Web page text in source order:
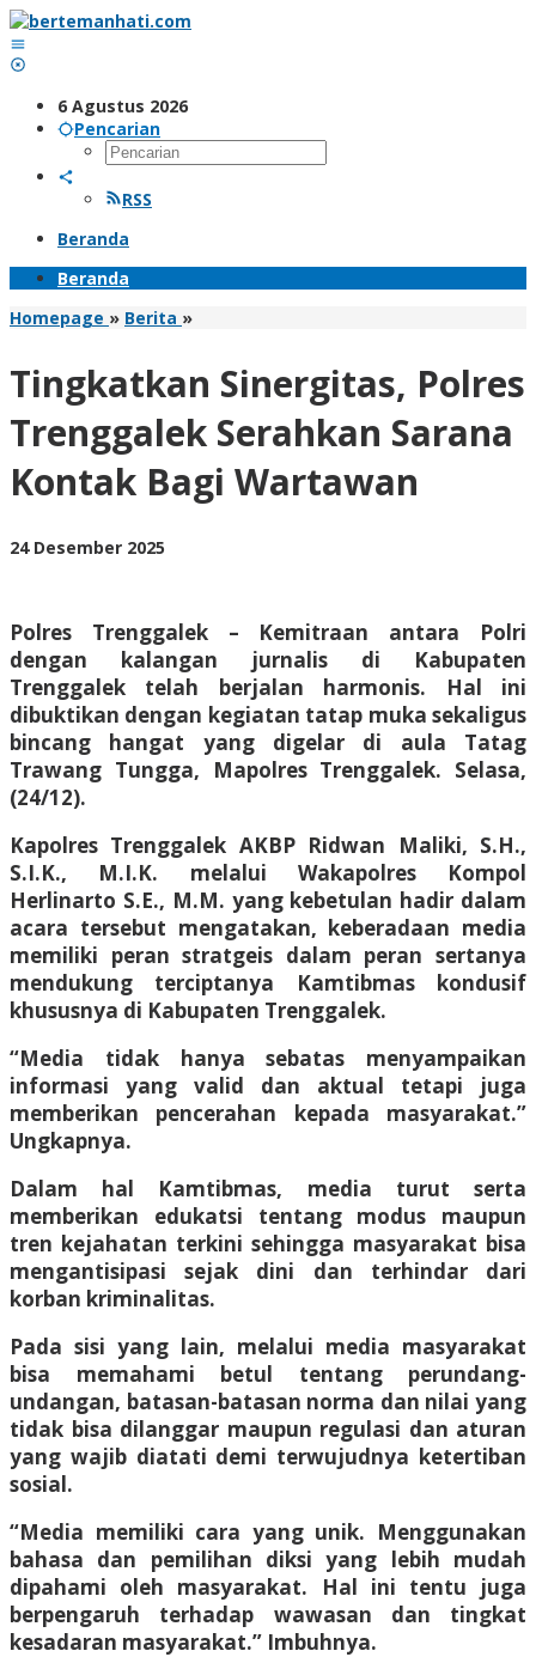
Lewati
ke
konten
6 Agustus 2026
Pencarian
RSS
Beranda
Beranda
Homepage » Berita »Tingkatkan
Trenggalek
Sarana
Kontak
Bagi
Wartawan
Tingkatkan Sinergitas, Polres
Trenggalek Serahkan Sarana
Kontak Bagi Wartawan
24 Desember 2025
Polres Trenggalek – Kemitraan antara Polri
dengan kalangan jurnalis di Kabupaten
Trenggalek telah berjalan harmonis. Hal ini
dibuktikan dengan kegiatan tatap muka sekaligus
bincang hangat yang digelar di aula Tatag
Trawang Tungga, Mapolres Trenggalek. Selasa,
(24/12).
Kapolres Trenggalek AKBP Ridwan Maliki, S.H.,
S.I.K., M.I.K. melalui Wakapolres Kompol
Herlinarto S.E., M.M. yang kebetulan hadir dalam
acara tersebut mengatakan, keberadaan media
memiliki peran stratgeis dalam peran sertanya
mendukung terciptanya Kamtibmas kondusif
khususnya di Kabupaten Trenggalek.
“Media tidak hanya sebatas menyampaikan
informasi yang valid dan aktual tetapi juga
memberikan pencerahan kepada masyarakat.”
Ungkapnya.
Dalam hal Kamtibmas, media turut serta
memberikan edukatsi tentang modus maupun
tren kejahatan terkini sehingga masyarakat bisa
mengantisipasi sejak dini dan terhindar dari
korban kriminalitas.
Pada sisi yang lain, melalui media masyarakat
bisa memahami betul tentang perundang-
undangan, batasan-batasan norma dan nilai yang
tidak bisa dilanggar maupun regulasi dan aturan
yang wajib diatati demi terwujudnya ketertiban
sosial.
“Media memiliki cara yang unik. Menggunakan
bahasa dan pemilihan diksi yang lebih mudah
dipahami oleh masyarakat. Hal ini tentu juga
berpengaruh terhadap wawasan dan tingkat
kesadaran masyarakat.” Imbuhnya.